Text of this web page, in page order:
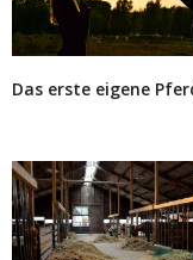
Das erste eigene